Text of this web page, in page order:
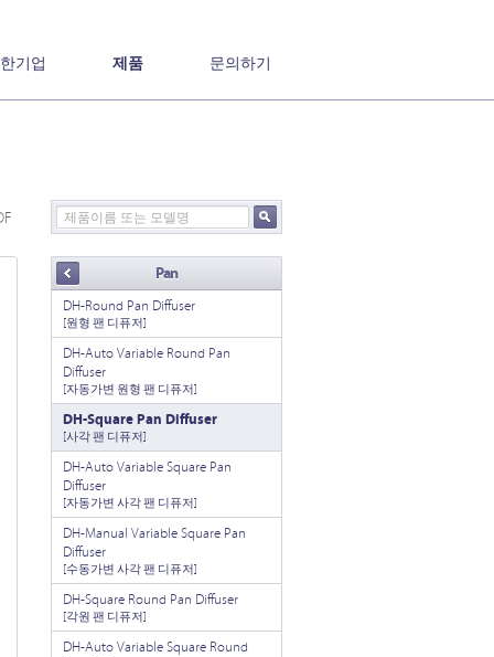
기업 제품 문의하기
Pan
DH-Round Pan Diffuser
[원형 팬 디퓨저]
DH-Auto Variable Round Pan
Diffuser
[자동가변 원형 팬 디퓨저]
DH-Square Pan Diffuser
[사각 팬 디퓨저]
DH-Auto Variable Square Pan
Diffuser
[자동가변 사각 팬 디퓨저]
DH-Manual Variable Square Pan
Diffuser
[수동가변 사각 팬 디퓨저]
DH-Square Round Pan Diffuser
[각원 팬 디퓨저]
DH-Auto Variable Square Round